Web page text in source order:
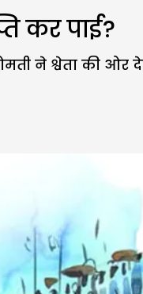
कर पाई?
ने श्वेता की